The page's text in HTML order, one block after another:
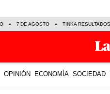
7 DE AGOSTO TINKA RESULTADOS
OPINIÓN ECONOMÍA SOCIEDAD